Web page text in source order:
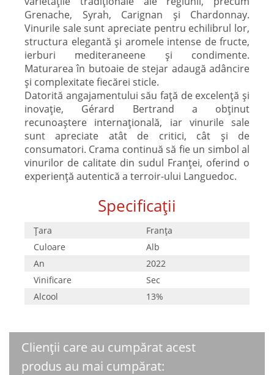
Grenache, Syrah, Carignan și Chardonnay.
Vinurile sale sunt apreciate pentru echilibrul lor,
structura elegantă și aromele intense de fructe,
ierburi mediteraneene și condimente.
Maturarea în butoaie de stejar adaugă adâncire
și complexitate fiecărei sticle.
Datorită angajamentului său față de excelență și
inovație, Gérard Bertrand a obținut
recunoaștere internațională, iar vinurile sale
sunt apreciate atât de critici, cât și de
consumatori. Crama continuă să fie un simbol al
vinurilor de calitate din sudul Franței, oferind o
experiență autentică a terroir-ului Languedoc.
Specificații
Țara
Franţa
Culoare
Alb
An
2022
Vinificare
Sec
Alcool
13%
Clienții care au cumpărat acest
produs au mai cumpărat: